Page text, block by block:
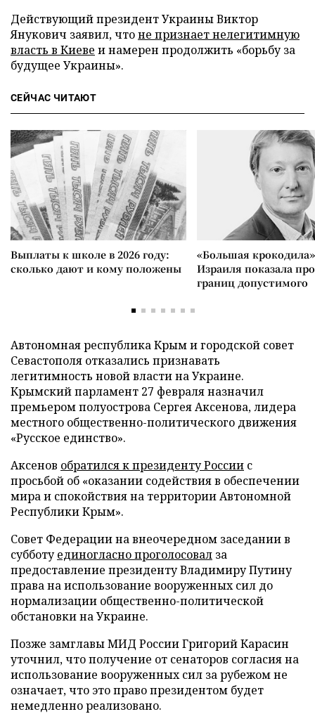
Действующий президент Украины Виктор
Янукович заявил, чтоне признает нелегитимную
власть в Киеве и намерен продолжить «борьбу за
будущее Украины».
СЕЙЧАС ЧИТАЮТ
Выплаты к школе в 2026 году:
сколько дают и кому положены
«Большая
Израиля показала
границ допустимого
Автономная республика Крым и городской совет
Севастополя отказались признавать
легитимность новой власти на Украине.
Крымский парламент 27 февраля назначил
премьером полуострова Сергея Аксенова, лидера
местного общественно-политического движения
«Русское единство».
Аксенов обратился к президенту России с
просьбой об «оказании содействия в обеспечении
мира и спокойствия на территории Автономной
Республики Крым».
Совет Федерации на внеочередном заседании в
субботуединогласно проголосовал за
предоставление президенту Владимиру Путину
права на использование вооруженных сил до
нормализации общественно-политической
обстановки на Украине.
Позже замглавы МИД России Григорий Карасин
уточнил, что получение от сенаторов согласия на
использование вооруженных сил за рубежом не
означает, что это право президентом будет
немедленно реализовано.